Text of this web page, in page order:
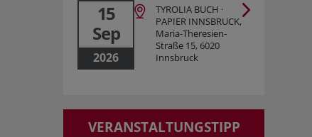
15
Sep
2026
TYROLIA BUCH ·
PAPIER INNSBRUCK,
Maria-Theresien-
Straße 15, 6020
Innsbruck
VERANSTALTUNGSTIPP